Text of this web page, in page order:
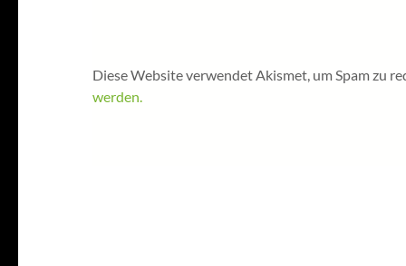
Diese Website verwendet Akismet, um Spam zu
werden.